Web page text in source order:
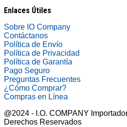
Enlaces Útiles
Sobre IO Company
Contáctanos
Política de Envío
Política de Privacidad
Política de Garantía
Pago Seguro
Preguntas Frecuentes
¿Cómo Comprar?
Compras en Línea
@2024 - I.O. COMPANY
Derechos Reservados